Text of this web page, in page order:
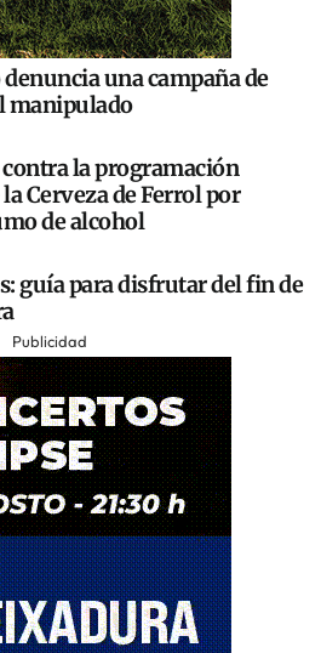
una campaña de
manipulado
la programación
Cerveza de Ferrol por
de alcohol
guía para disfrutar del fin de
Publicidad